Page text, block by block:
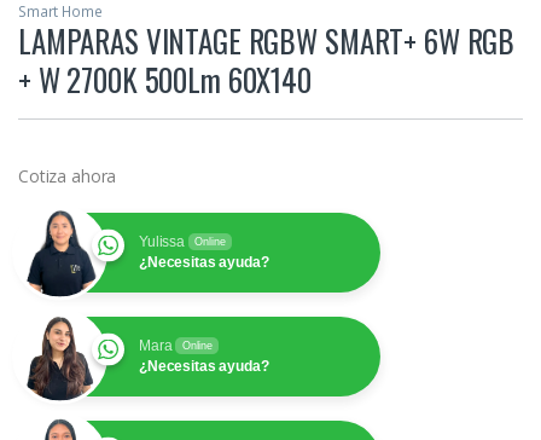
Smart Home
LAMPARAS VINTAGE RGBW SMART+ 6W RGB
+ W 2700K 500Lm 60X140
Cotiza ahora
Yulissa Online
¿Necesitas ayuda?
Mara Online
¿Necesitas ayuda?